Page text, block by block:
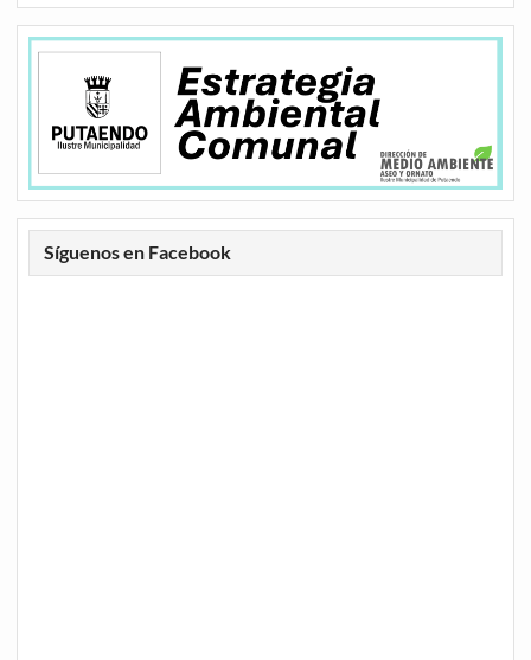
Síguenos en Facebook